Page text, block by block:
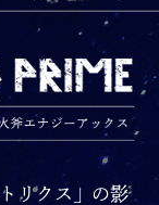
リクス」の影